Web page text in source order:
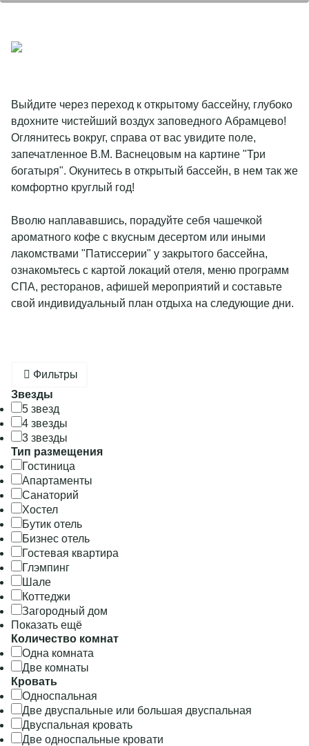
Выйдите через переход к открытому бассейну, глубоко
вдохните чистейший воздух заповедного Абрамцево!
Оглянитесь вокруг, справа от вас увидите поле,
запечатленное В.М. Васнецовым на картине "Три
богатыря". Окунитесь в открытый бассейн, в нем так же
комфортно круглый год!
Вволю наплававшись, порадуйте себя чашечкой
ароматного кофе с вкусным десертом или иными
лакомствами "Патиссерии" у закрытого бассейна,
ознакомьтесь с картой локаций отеля, меню программ
СПА, ресторанов, афишей мероприятий и составьте
свой индивидуальный план отдыха на следующие дни.
Фильтры
Звезды
5 звезд
4 звезды
3 звезды
Тип размещения
Гостиница
Апартаменты
Санаторий
Хостел
Бутик отель
Бизнес отель
Гостевая квартира
Глэмпинг
Шале
Коттеджи
Загородный дом
Показать ещё
Количество комнат
Одна комната
Две комнаты
Кровать
Односпальная
Две двуспальные или большая двуспальная
Двуспальная кровать
Две односпальные кровати